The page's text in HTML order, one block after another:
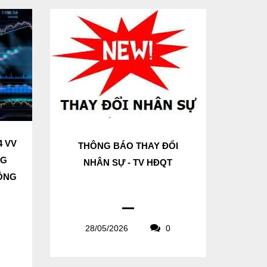
VV
THÔNG BÁO THAY ĐỔI
NHÂN SỰ - TV HĐQT
28/05/2026 0